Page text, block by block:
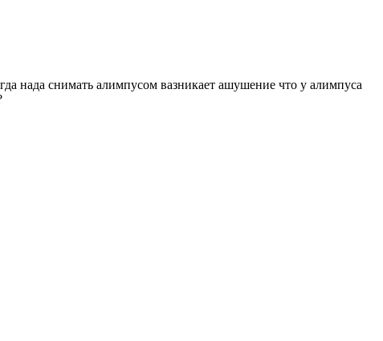
нада снимать алимпусом вазникает ашушение что у алимпуса